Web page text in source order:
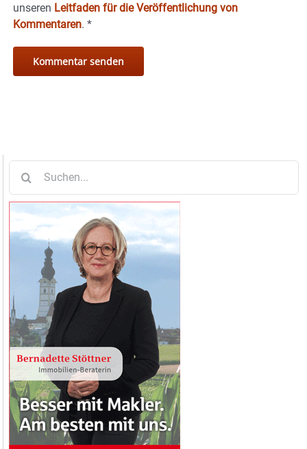
unseren Leitfaden für die Veröffentlichung von
Kommentaren. *
nach: